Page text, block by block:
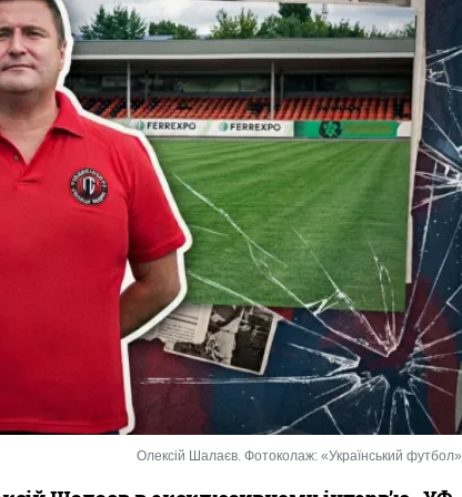
Олексій Шалаєв. Фотоколаж: «Український футбол»